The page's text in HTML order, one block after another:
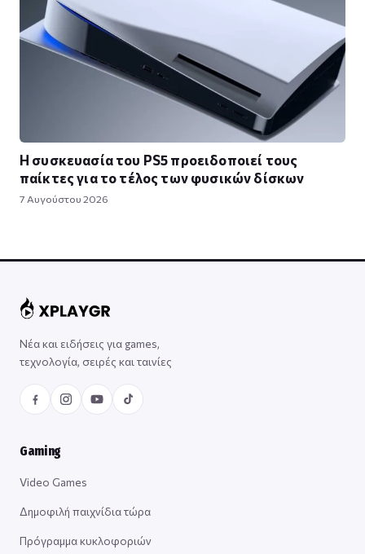
Η συσκευασία του PS5 προειδοποιεί τους
παίκτες για το τέλος των φυσικών δίσκων
7 Αυγούστου 2026
Νέα και ειδήσεις για games,
τεχνολογία, σειρές και ταινίες
Gaming
Video Games
Δημοφιλή παιχνίδια τώρα
Πρόγραμμα κυκλοφοριών